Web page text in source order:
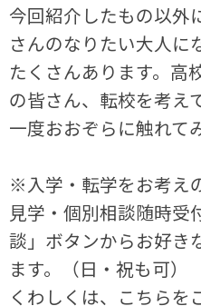
今回紹介したもの以外
さんのなりたい大人に
たくさんあります。高
の皆さん、転校を考え
一度おおぞらに触れて
※入学・転学をお考え
見学・個別相談随時受
談」ボタンからお好き
ます。（日・祝も可）
くわしくは、こちらを